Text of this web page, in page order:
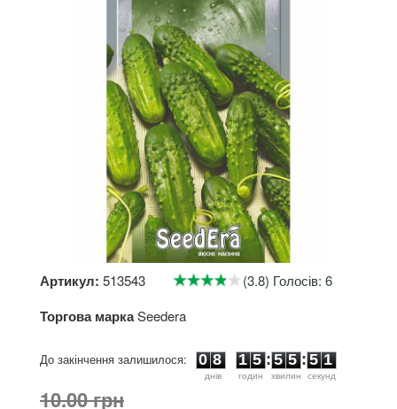
Артикул: 513543 (3.8) Голосів: 6
Торгова маркаSeedera
До закінчення залишилося:
0 8
днiв
1 5
годин
: 5 5
хвилин
: 5 0
1
секунд
10.00 грн